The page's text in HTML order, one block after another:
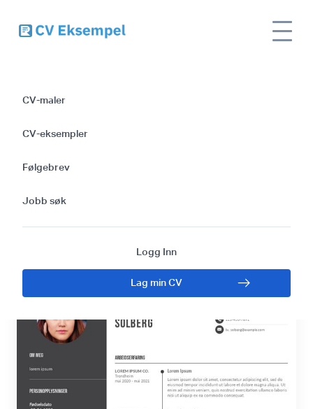
CV-maler
CV-eksempler
Følgebrev
Jobb søk
Logg Inn
Lag min CV
Kontoansvarlig CV |
Den eneste
skriveguiden du